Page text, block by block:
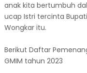
anak kita bertumbuh
ucap Istri tercinta
Wongkar itu.
Berikut Daftar
GMIM tahun 2023